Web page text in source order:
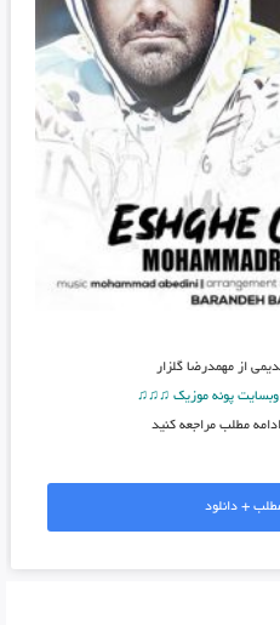
از مهمدرضا گلزار
پونه موزیک ♫♫♫
مطلب مراجعه کنید
+ دانلود